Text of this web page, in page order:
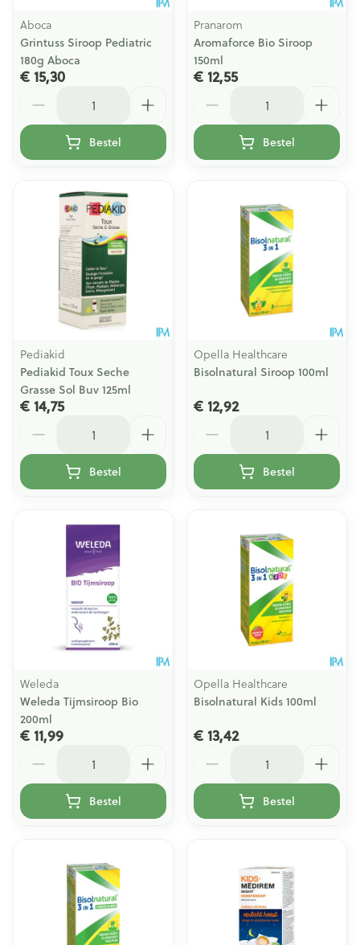
Aboca
Grintuss Siroop Pediatric
180g Aboca
€ 15,30
Bestel
Pranarom
Aromaforce Bio Siroop
150ml
€ 12,55
Bestel
Pediakid
Pediakid Toux Seche
Grasse Sol Buv 125ml
€ 14,75
Bestel
Opella Healthcare
Bisolnatural Siroop 100ml
€ 12,92
Bestel
Weleda
Weleda Tijmsiroop Bio
200ml
€ 11,99
Bestel
Opella Healthcare
Bisolnatural Kids 100ml
€ 13,42
Bestel